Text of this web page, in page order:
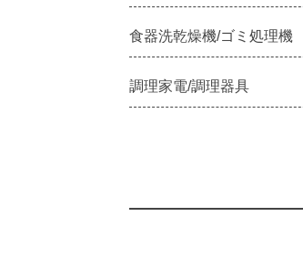
食器洗乾燥機/ゴミ処理機
調理家電/調理器具